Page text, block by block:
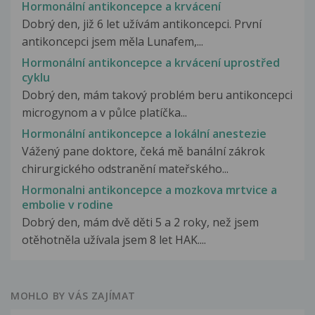
Hormonální antikoncepce a krvácení
Dobrý den, již 6 let užívám antikoncepci. První
antikoncepci jsem měla Lunafem,...
Hormonální antikoncepce a krvácení uprostřed
cyklu
Dobrý den, mám takový problém beru antikoncepci
microgynom a v půlce platíčka...
Hormonální antikoncepce a lokální anestezie
Vážený pane doktore, čeká mě banální zákrok
chirurgického odstranění mateřského...
Hormonalni antikoncepce a mozkova mrtvice a
embolie v rodine
Dobrý den, mám dvě děti 5 a 2 roky, než jsem
otěhotněla užívala jsem 8 let HAK....
MOHLO BY VÁS ZAJÍMAT